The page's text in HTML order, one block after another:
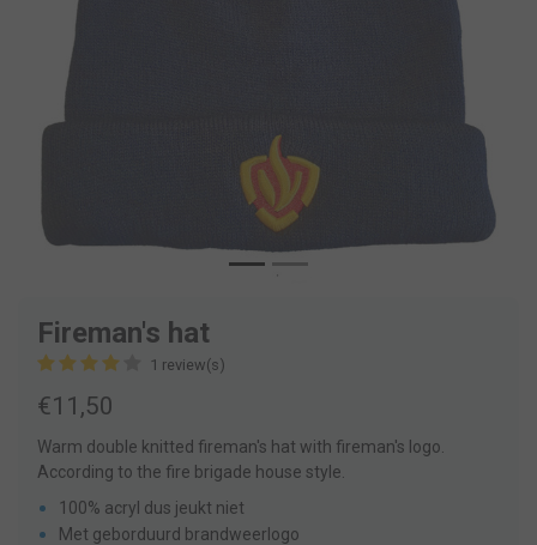
Previous
Fireman's hat
1 review(s)
€11,50
Warm double knitted fireman's hat with fireman's logo.
According to the fire brigade house style.
100% acryl dus jeukt niet
Met geborduurd brandweerlogo